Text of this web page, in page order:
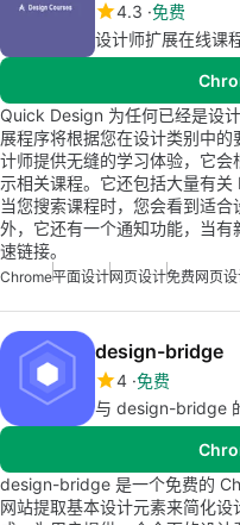
4.3 免费
设计师扩展在线课
Quick Design 为任何已经是设
展程序将根据您在设计类别中
计师提供无缝的学习体验，它
示相关课程。它还包括大量有关
当您搜索课程时，您会看到适
外，它还有一个通知功能，当
速链接。
Chrome平面设计网页设计免费网页
design-bridge
4 免费
与 design-bridge
design-bridge 是一个免费的
网站提取基本设计元素来简化